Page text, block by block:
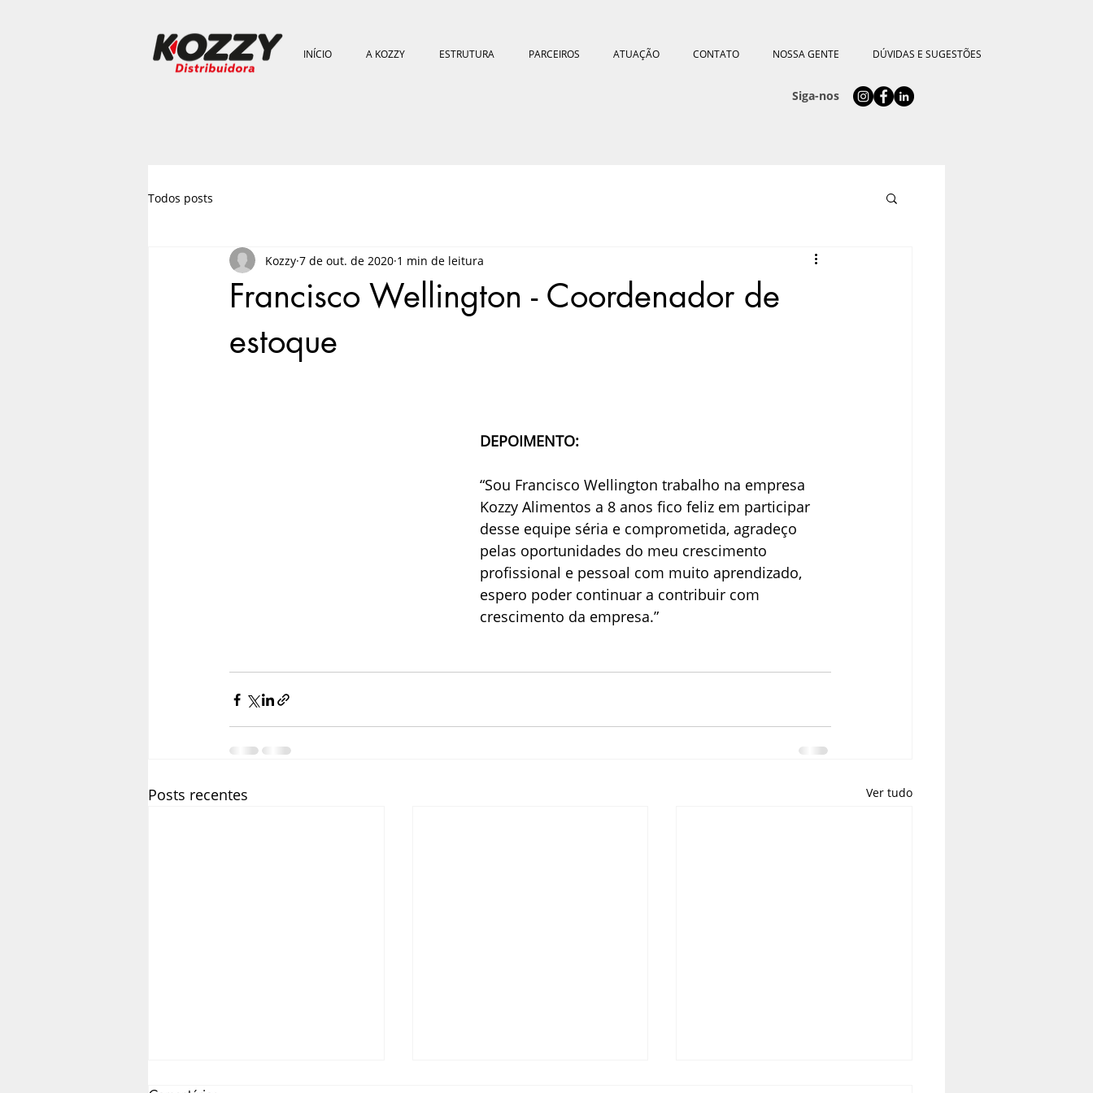
INÍCIO A KOZZY ESTRUTURA PARCEIROS ATUAÇÃO CONTATO NOSSA GENTE DÚVIDAS E SUGESTÕES
Siga-nos
Todos posts
Francisco Wellington - Coordenador de
estoque
Kozzy 7 de out. de 2020 1 min de leitura
DEPOIMENTO:
“Sou Francisco Wellington trabalho na empresa
Kozzy Alimentos a 8 anos fico feliz em participar
desse equipe séria e comprometida, agradeço
pelas oportunidades do meu crescimento
profissional e pessoal com muito aprendizado,
espero poder continuar a contribuir com
crescimento da empresa.”
Posts recentes Ver tudo